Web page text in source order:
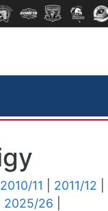
2010/11 2011/12
2025/26